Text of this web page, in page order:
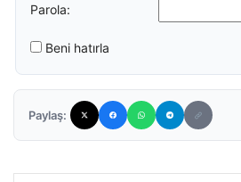
Parola:
Beni hatırla
Paylaş: